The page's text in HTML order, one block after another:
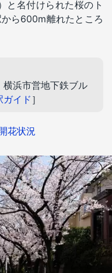
と名付けられた桜のト
ら600m離れたところ
浜市営地下鉄ブル
ガイド ］
花状況